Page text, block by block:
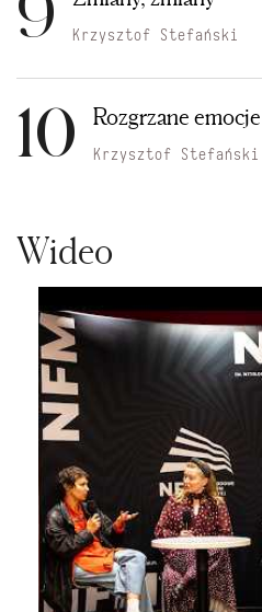
Krzysztof Stefański
10 Rozgrzane emocje
Krzysztof Stefański
Wideo